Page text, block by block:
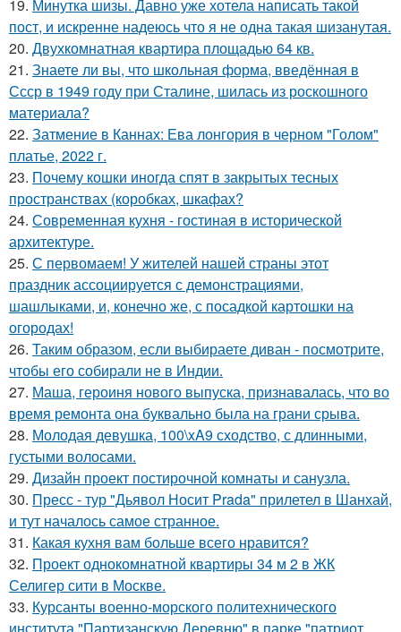
19. Минутка шизы. Давно уже хотела написать такой
пост, и искренне надеюсь что я не одна такая шизанутая.
20. Двухкомнатная квартира площадью 64 кв.
21. Знаете ли вы, что школьная форма, введённая в
Ссср в 1949 году при Сталине, шилась из роскошного
материала?
22. Затмение в Каннах: Ева лонгория в черном "Голом"
платье, 2022 г.
23. Почему кошки иногда спят в закрытых тесных
пространствах (коробках, шкафах?
24. Современная кухня - гостиная в исторической
архитектуре.
25. С первомаем! У жителей нашей страны этот
праздник ассоциируется с демонстрациями,
шашлыками, и, конечно же, с посадкой картошки на
огородах!
26. Таким образом, если выбираете диван - посмотрите,
чтобы его собирали не в Индии.
27. Маша, героиня нового выпуска, признавалась, что во
время ремонта она буквально была на грани срыва.
28. Молодая девушка, 100\xA9 сходство, с длинными,
густыми волосами.
29. Дизайн проект постирочной комнаты и санузла.
30. Пресс - тур "Дьявол Носит Prada" прилетел в Шанхай,
и тут началось самое странное.
31. Какая кухня вам больше всего нравится?
32. Проект однокомнатной квартиры 34 м 2 в ЖК
Селигер сити в Москве.
33. Курсанты военно-морского политехнического
института "Партизанскую Деревню" в парке "патриот